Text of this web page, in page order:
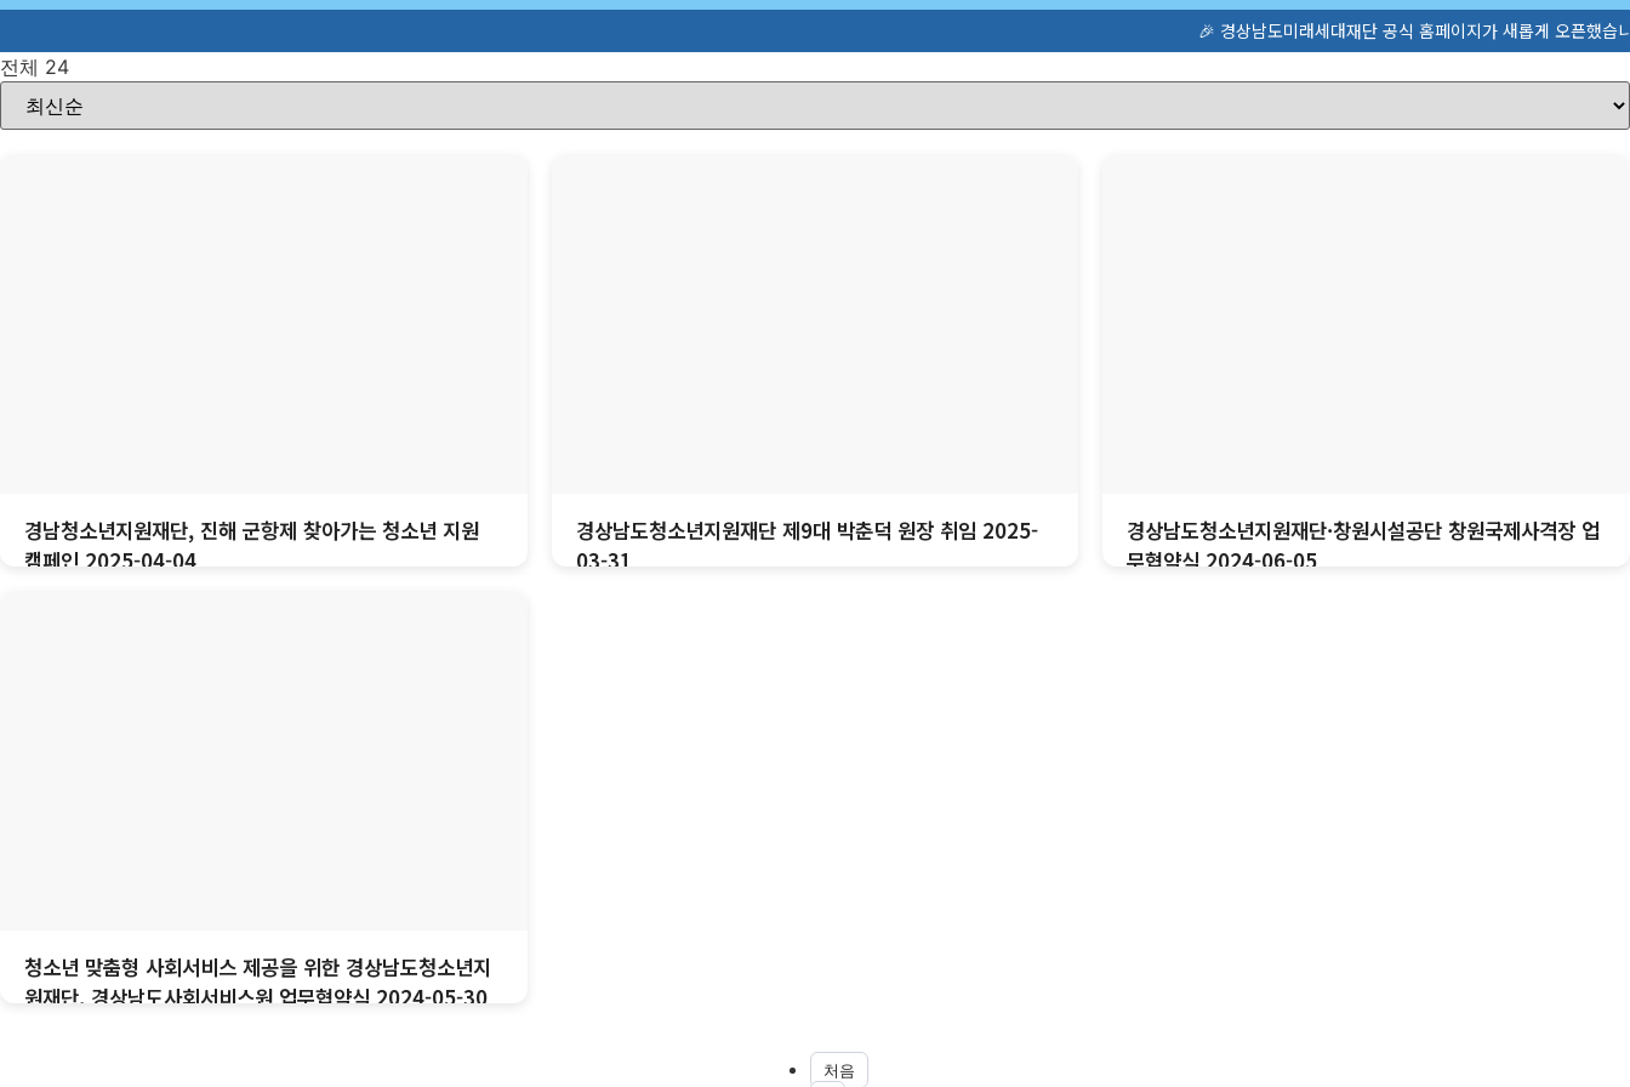
🎉 경상남도미래세대재단 공식 홈페이지가 새롭게 오픈했습니
전체 24
경남청소년지원재단, 진해 군항제 찾아가는 청소년 지원
캠페인 2025-04-04
경상남도청소년지원재단 제9대 박춘덕 원장 취임 2025-
03-31
경상남도청소년지원재단·창원시설공단 창원국제사격장 업
무협약식 2024-06-05
청소년 맞춤형 사회서비스 제공을 위한 경상남도청소년지
원재단, 경상남도사회서비스원 업무협약식 2024-05-30
처음